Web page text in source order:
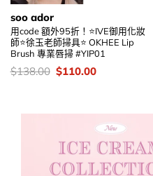
soo ador
用code 額外95折！⭐IVE御用化妝
師⭐徐玉老師掃具⭐ OKHEE Lip
Brush 專業唇掃 #YIP01
價
錢：
$138.00 Original
price
$110.00Current